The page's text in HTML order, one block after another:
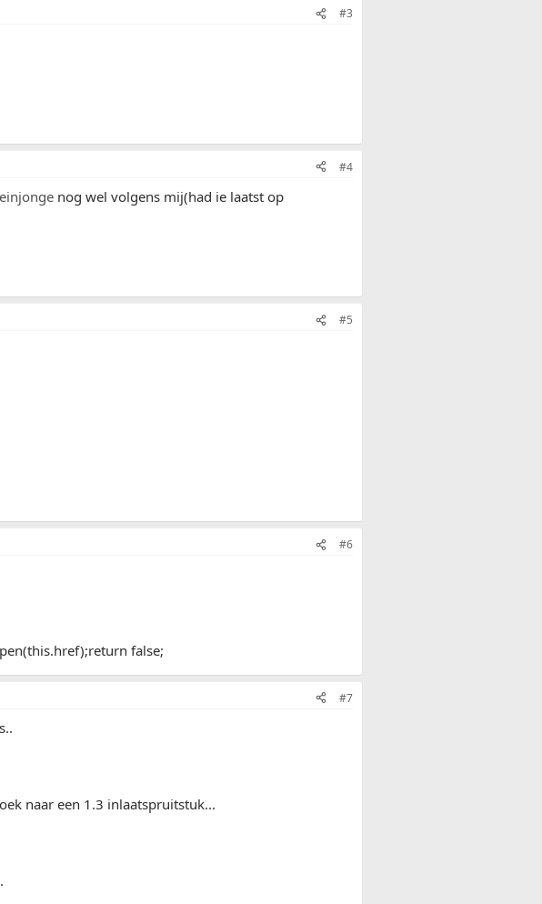
#3
#4
nog wel volgens mij(had ie laatst op
#5
#6
false;
#7
naar een 1.3 inlaatspruitstuk...